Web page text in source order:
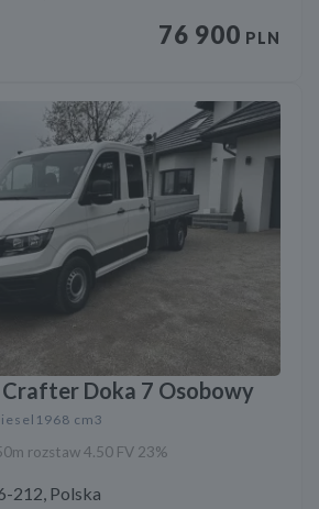
76 900 PLN
Doka 7 Osobowy
1968 cm3
rozstaw 4.50 FV 23%
212, Polska